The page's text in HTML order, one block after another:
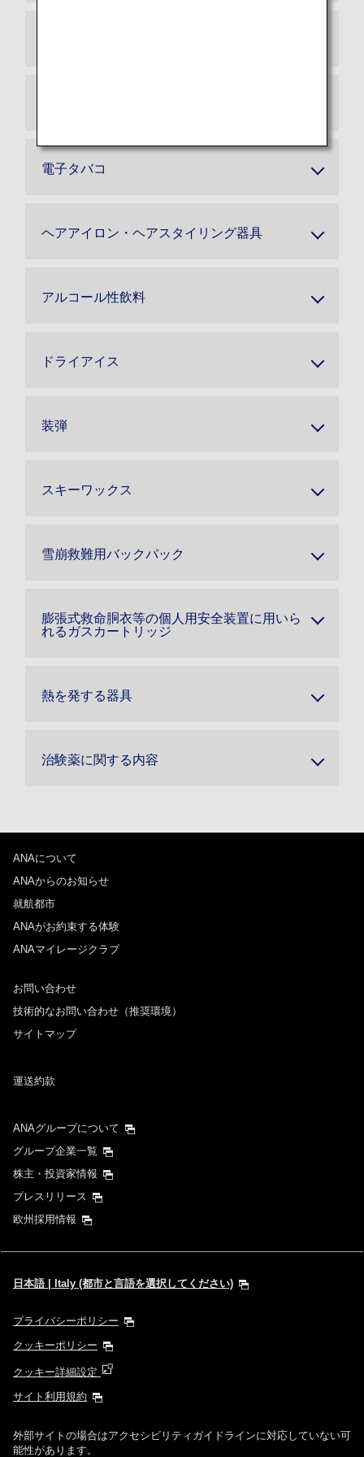
電子タバコ
ヘアアイロン・ヘアスタイリング器具
アルコール性飲料
ドライアイス
装弾
スキーワックス
雪崩救難用バックパック
膨張式救命胴衣等の個人用安全装置に用いら
れるガスカートリッジ
熱を発する器具
治験薬に関する内容
ANAについて
ANAからのお知らせ
就航都市
ANAがお約束する体験
ANAマイレージクラブ
お問い合わせ
技術的なお問い合わせ（推奨環境）
サイトマップ
運送約款
ANAグループについて
グループ企業一覧
株主・投資家情報
プレスリリース
欧州採用情報
日本語 | Italy (都市と言語を選択してください)
プライバシーポリシー
クッキーポリシー
クッキー詳細設定
サイト利用規約
外部サイトの場合はアクセシビリティガイドラインに対応していない可
能性があります。